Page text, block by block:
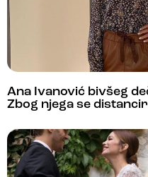
Ana Ivanović bivšeg
Zbog njega se